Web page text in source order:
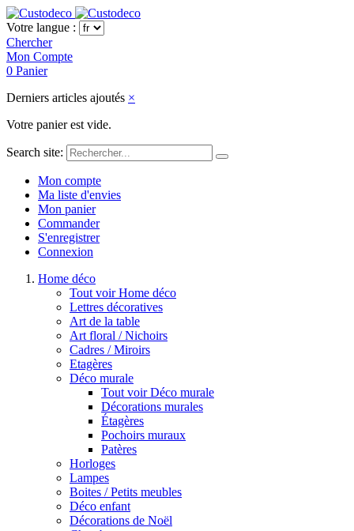
Votre langue :
Chercher
Mon Compte
0 Panier
Derniers articles ajoutés ×
Votre panier est vide.
Search site:
Mon compte
Ma liste d'envies
Mon panier
Commander
S'enregistrer
Connexion
Home déco
Tout voir Home déco
Lettres décoratives
Art de la table
Art floral / Nichoirs
Cadres / Miroirs
Etagères
Déco murale
Tout voir Déco murale
Décorations murales
Étagères
Pochoirs muraux
Patères
Horloges
Lampes
Boites / Petits meubles
Déco enfant
Décorations de Noël